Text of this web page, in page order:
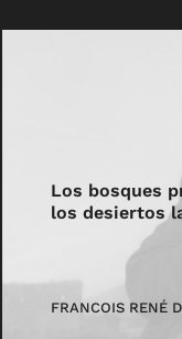
Los bosques
los desiertos
FRANCOIS RENÉ